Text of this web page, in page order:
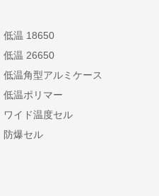
低温 18650
低温 26650
低温角型アルミケース
低温ポリマー
ワイド温度セル
防爆セル